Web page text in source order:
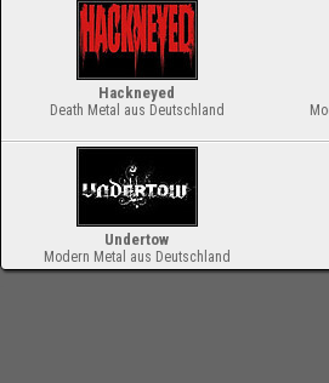
Hackneyed
Death Metal aus Deutschland
Undertow
Modern Metal aus Deutschland